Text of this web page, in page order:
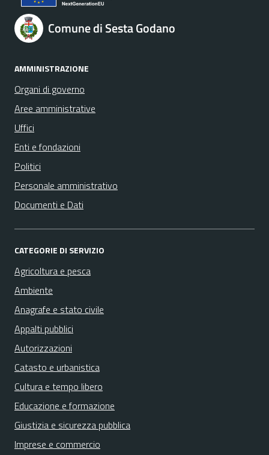
Comune di Sesta Godano
AMMINISTRAZIONE
Organi di governo
Aree amministrative
Uffici
Enti e fondazioni
Politici
Personale amministrativo
Documenti e Dati
CATEGORIE DI SERVIZIO
Agricoltura e pesca
Ambiente
Anagrafe e stato civile
Appalti pubblici
Autorizzazioni
Catasto e urbanistica
Cultura e tempo libero
Educazione e formazione
Giustizia e sicurezza pubblica
Imprese e commercio